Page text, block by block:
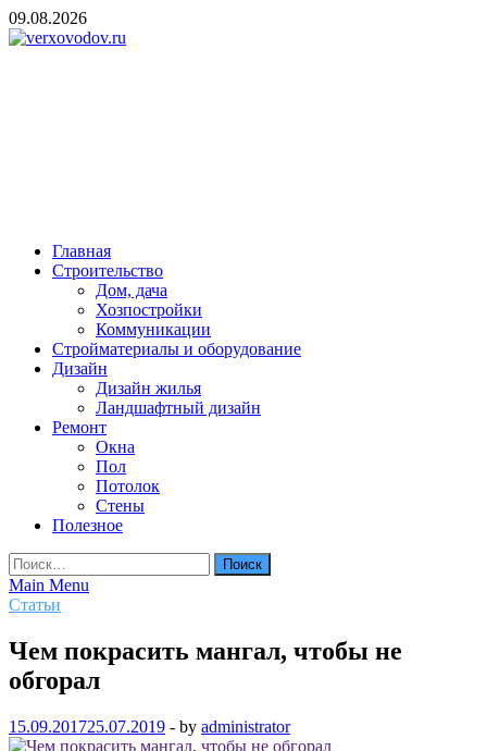
Skip
to
09.08.2026
Главная
Строительство
Дом, дача
Хозпостройки
Коммуникации
Стройматериалы и оборудование
Дизайн
Дизайн жилья
Ландшафтный дизайн
Ремонт
Окна
Пол
Потолок
Стены
Полезное
Найти:
Main Menu
Статьи
Чем покрасить мангал, чтобы не
обгорал
15.09.201725.07.2019 - by administrator